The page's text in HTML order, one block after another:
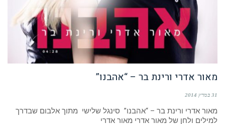
מאור אדרי ורינת בר – “אהבנו”
31 במרץ 2014
מאור אדרי ורינת בר – “אהבנו” סינגל שלישי מתוך אלבום שבדרך
למילים ולחן של מאור אדרי מאור אדרי